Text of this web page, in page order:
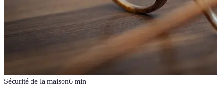
Sécurité de la maison6 min